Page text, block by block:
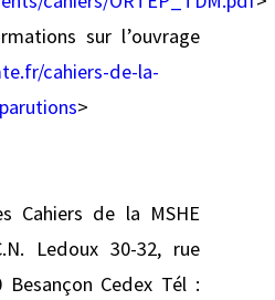
sur l’ouvrage
cahiers-de-la-
>
Cahiers de la MSHE
Ledoux 30-32, rue
Besançon Cedex Tél :